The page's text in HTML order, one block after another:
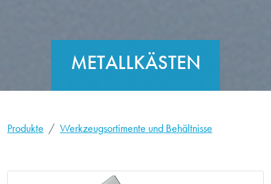
METALLKÄSTEN
Produkte Werkzeugsortimente und Behältnisse